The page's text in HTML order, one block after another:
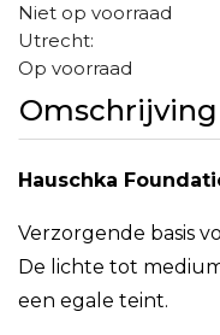
Niet op voorraad
Utrecht:
Op voorraad
Omschrijving
Hauschka
Verzorgende basis
De lichte tot
een egale teint.